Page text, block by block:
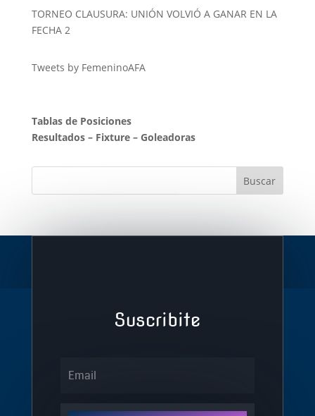
TORNEO CLAUSURA: UNIÓN VOLVIÓ A GANAR EN LA
FECHA 2
Tweets by FemeninoAFA
Tablas de Posiciones
Resultados– Fixture– Goleadoras
Suscribite